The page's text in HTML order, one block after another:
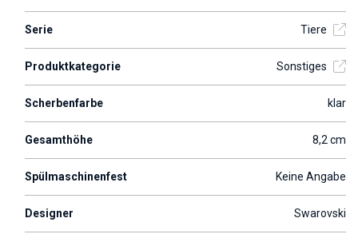
Serie Tiere
Produktkategorie Sonstiges
Scherbenfarbe klar
Gesamthöhe 8,2 cm
Spülmaschinenfest Keine Angabe
Designer Swarovski